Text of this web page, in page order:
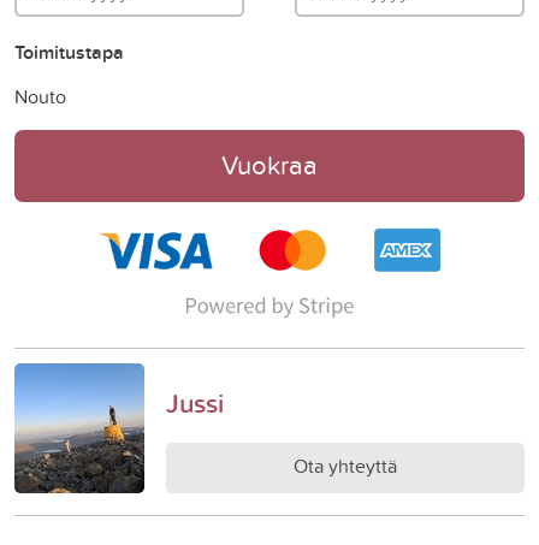
Toimitustapa
Nouto
Vuokraa
Jussi
Ota yhteyttä